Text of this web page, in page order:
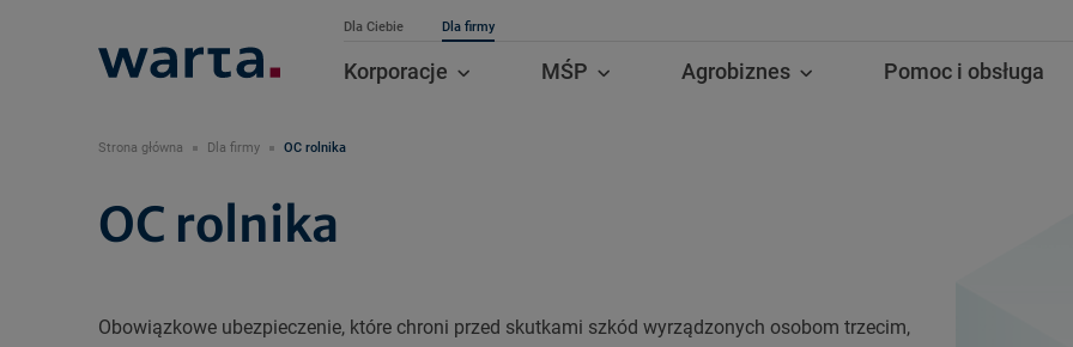
Dla Ciebie Dla firmy
Korporacje MŚP Agrobiznes Pomoc i obsługa
Strona główna Dla firmy OC rolnika
OC rolnika
Obowiązkowe ubezpieczenie, które chroni przed skutkami szkód wyrządzonych osobom trzecim,